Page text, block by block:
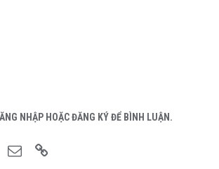
NHẬP HOẶC ĐĂNG KÝ ĐỂ BÌNH LUẬN.
Email